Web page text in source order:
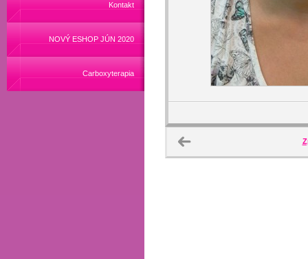
Kontakt
NOVÝ ESHOP JÚN 2020
Carboxyterapia